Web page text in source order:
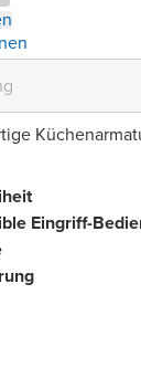
Eingriff-